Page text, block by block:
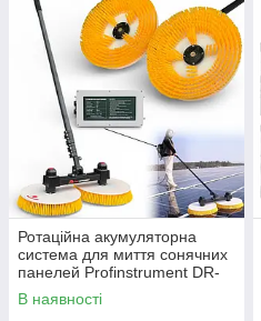
Ротаційна акумуляторна
система для миття сонячних
панелей Profinstrument DR-
240 (7,5 м)
В наявності